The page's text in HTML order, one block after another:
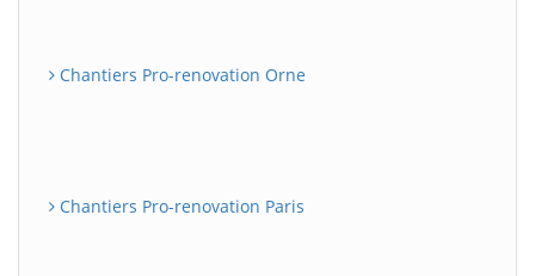
Chantiers Pro-renovation Orne
Chantiers Pro-renovation Paris